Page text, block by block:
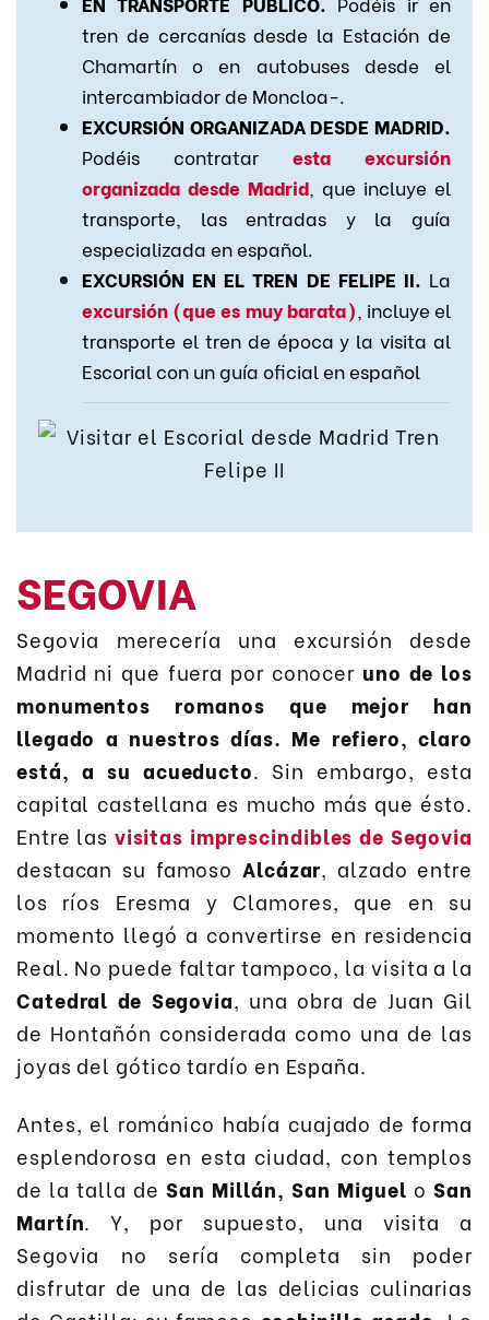
tren de cercanías desde la Estación de
Chamartín o en autobuses desde el
intercambiador de Moncloa-.
EXCURSIÓN ORGANIZADA DESDE MADRID.
Podéis contratar
esta excursión
organizada desde Madrid, que incluye el
transporte, las entradas y la guía
especializada en español.
EXCURSIÓN EN EL TREN DE FELIPE II. La
excursión (que es muy barata), incluye el
transporte el tren de época y la visita al
Escorial con un guía oficial en español
SEGOVIA
Segovia merecería una excursión desde
Madrid ni que fuera por conocer uno de los
monumentos romanos que mejor han
llegado a nuestros días. Me refiero, claro
está, a su acueducto. Sin embargo, esta
capital castellana es mucho más que ésto.
Entre las visitas imprescindibles de Segovia
destacan su famosoAlcázar, alzado entre
los ríos Eresma y Clamores, que en su
momento llegó a convertirse en residencia
Real. No puede faltar tampoco, la visita a la
Catedral de Segovia, una obra de Juan Gil
de Hontañón considerada como una de las
joyas del gótico tardío en España.
Antes, el románico había cuajado de forma
esplendorosa en esta ciudad, con templos
de la talla deSan Millán,San Miguel oSan
Martín. Y, por supuesto, una visita a
Segovia no sería completa sin poder
disfrutar de una de las delicias culinarias